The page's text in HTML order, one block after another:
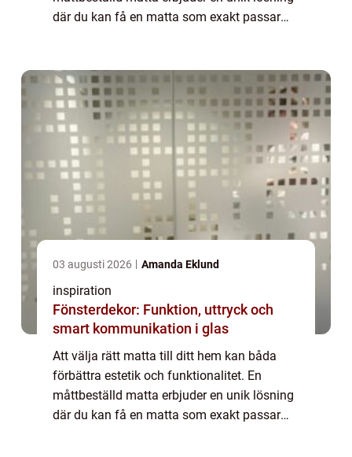
där du kan få en matta som exakt passar
03 augusti 2026 Amanda Eklund
inspiration
Fönsterdekor: Funktion, uttryck och
smart kommunikation i glas
Att välja rätt matta till ditt hem kan båda
förbättra estetik och funktionalitet. En
måttbeställd matta erbjuder en unik lösning
där du kan få en matta som exakt passar